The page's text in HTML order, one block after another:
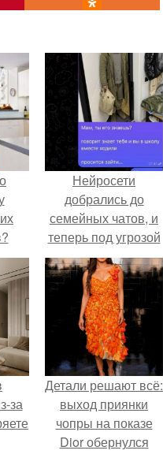
Нейросети
добрались до
семейных чатов, и
теперь под угрозой
мамины нервы.
за
Детали решают всё:
выход приянки
чопры на показе
Dior обернулся